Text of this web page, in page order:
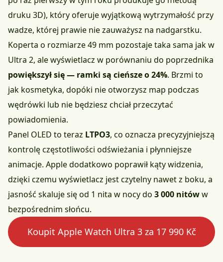
druku 3D), który oferuje wyjątkową wytrzymałość przy
wadze, której prawie nie zauważysz na nadgarstku.
Koperta o rozmiarze 49 mm pozostaje taka sama jak w
Ultra 2, ale wyświetlacz w porównaniu do poprzednika
powiększył się — ramki są cieńsze o 24%. Brzmi to
jak kosmetyka, dopóki nie otworzysz map podczas
wędrówki lub nie będziesz chciał przeczytać
powiadomienia.
Panel OLED to teraz LTPO3, co oznacza precyzyjniejszą
kontrolę częstotliwości odświeżania i płynniejsze
animacje. Apple dodatkowo poprawił kąty widzenia,
dzięki czemu wyświetlacz jest czytelny nawet z boku, a
jasność skaluje się od 1 nita w nocy do 3 000 nitóww
bezpośrednim słońcu.
Koupit Apple Watch Ultra 3 za 17 990 Kč